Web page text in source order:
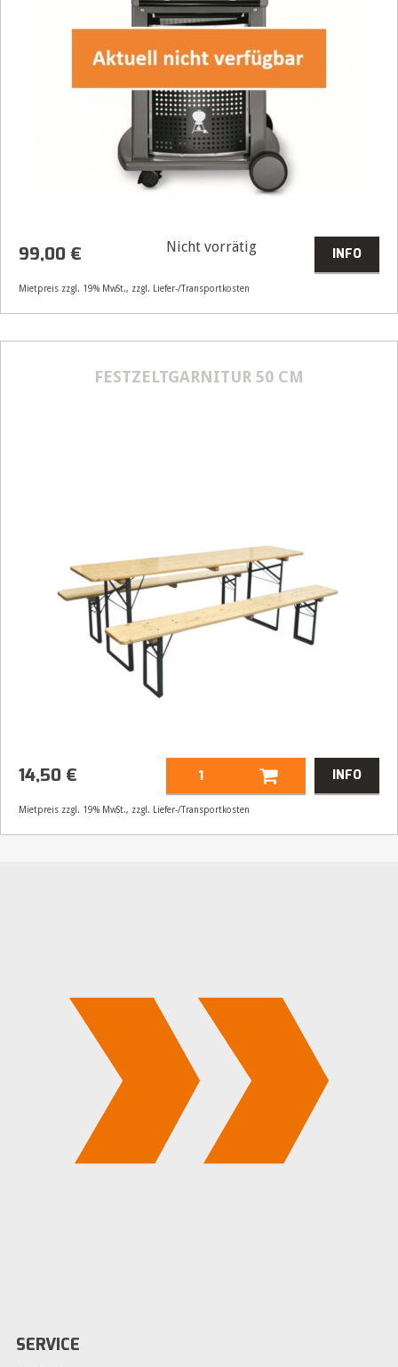
Artikelnummer
61131
99,00 € Nicht vorrätig INFO
Mietpreis zzgl. 19% MwSt., zzgl. Liefer-/Transportkosten
FESTZELTGARNITUR 50 CM
Artikelnummer
31300
Größenangabe:
(H | B | T) 75 | 220 | 100
14,50 € INFO
Mietpreis zzgl. 19% MwSt., zzgl. Liefer-/Transportkosten
SERVICE